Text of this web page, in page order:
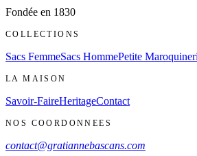
Fondée en 1830
COLLECTIONS
Sacs FemmeSacs HommePetite
LA MAISON
Savoir-FaireHeritageContact
NOS COORDONNEES
contact@gratiannebascans.com